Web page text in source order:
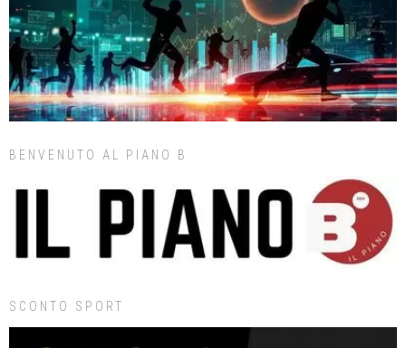
BENVENUTO AL PIANO B
SCONTO SPORT